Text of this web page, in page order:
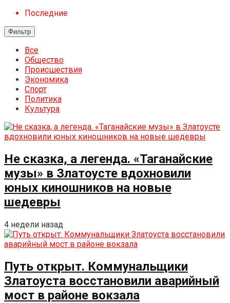
Последние
Фильтр
Все
Общество
Происшествия
Экономика
Спорт
Политика
Культура
Не сказка, а легенда. «Таганайские
музы» в Златоусте вдохновили
юных киношников на новые
шедевры
4 недели назад
Путь открыт. Коммунальщики
Златоуста восстановили аварийный
мост в районе вокзала